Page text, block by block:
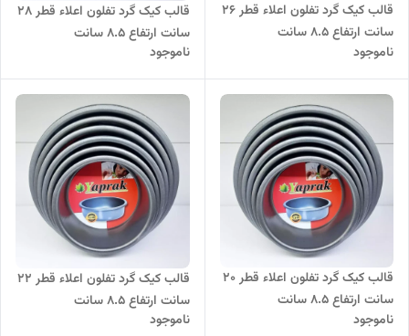
قالب کیک گرد تفلون اعلاء قطر 26
سانت ارتفاع 8.5 سانت
ناموجود
قالب کیک گرد تفلون اعلاء قطر 28
سانت ارتفاع 8.5 سانت
ناموجود
قالب کیک گرد تفلون اعلاء قطر 20
سانت ارتفاع 8.5 سانت
ناموجود
قالب کیک گرد تفلون اعلاء قطر 22
سانت ارتفاع 8.5 سانت
ناموجود